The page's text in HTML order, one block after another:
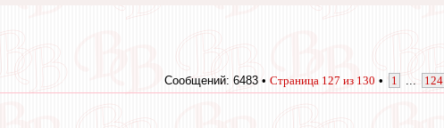
Сообщений: 6483 • Страница 127 из 130 • 1 124